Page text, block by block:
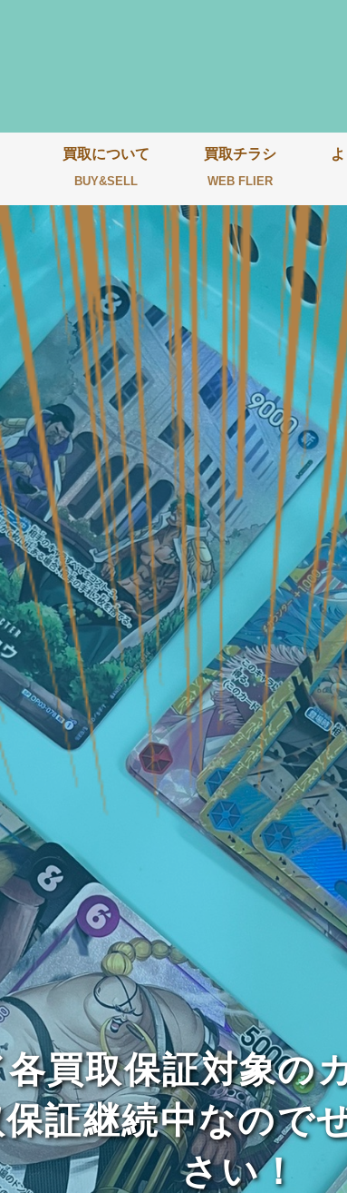
買取について
BUY&SELL
買取チラシ
WEB FLIER
買取保証対象の
証継続中なので
さい！